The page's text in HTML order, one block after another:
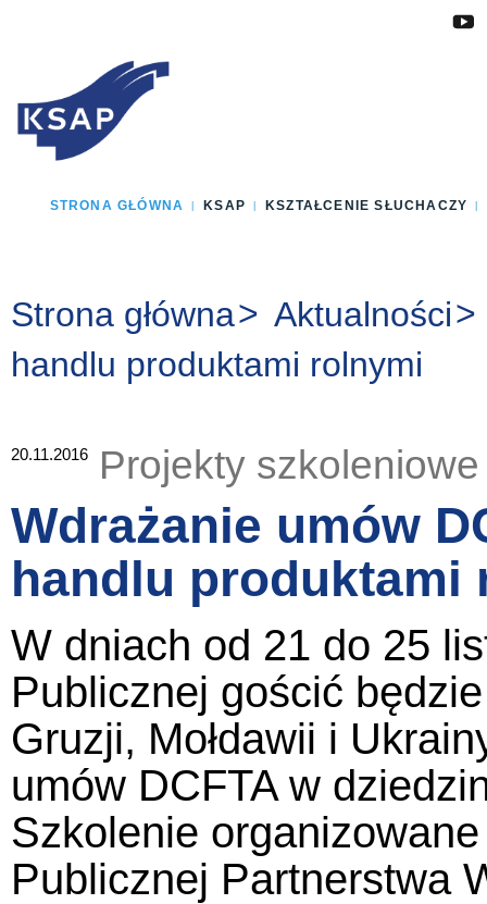
STRONA GŁÓWNA KSAP KSZTAŁCENIE SŁUCHACZY
Jesteś tutaj:
Strona główna
Aktualności
handlu produktami rolnymi
20.11.2016 Projekty szkoleniowe
Wdrażanie umów
handlu produktami
W dniach od 21 do 25
Publicznej gościć
Gruzji, Mołdawii i
umów DCFTA w
Szkolenie
Publicznej Partnerstwa